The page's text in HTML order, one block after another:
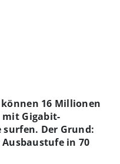
16 Millionen
mit Gigabit-
surfen. Der Grund:
in 70